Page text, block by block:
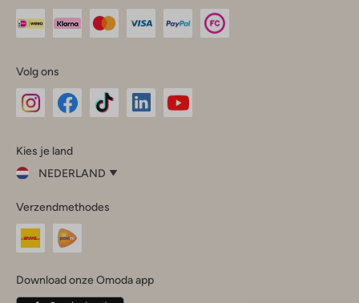
Volg ons
InstagramFacebook
Kies je land
NEDERLAND
je
land
Nederland
Belgique(Français)
Verzendmethodes
Download onze Omoda app